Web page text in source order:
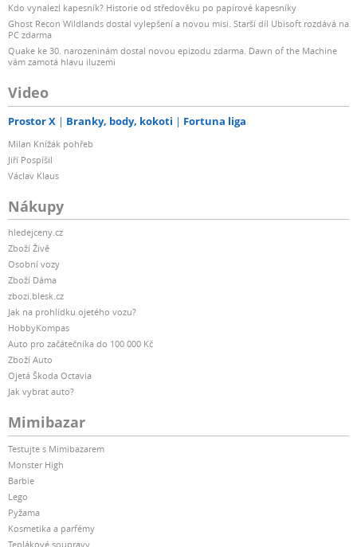
Kdo vynalezl kapesník? Historie od středověku po papírové kapesníky
Ghost Recon Wildlands dostal vylepšení a novou misi. Starší díl Ubisoft rozdává na
PC zdarma
Quake ke 30. narozeninám dostal novou epizodu zdarma. Dawn of the Machine
vám zamotá hlavu iluzemi
Video
Prostor X Branky, body, kokoti Fortuna liga
Milan Knížák pohřeb
Jiří Pospíšil
Václav Klaus
Nákupy
hledejceny.cz
Zboží Živě
Osobní vozy
Zboží Dáma
zbozi.blesk.cz
Jak na prohlídku ojetého vozu?
HobbyKompas
Auto pro začátečníka do 100 000 Kč
Zboží Auto
Ojetá Škoda Octavia
Jak vybrat auto?
Mimibazar
Testujte s Mimibazarem
Monster High
Barbie
Lego
Pyžama
Kosmetika a parfémy
Teplákové soupravy